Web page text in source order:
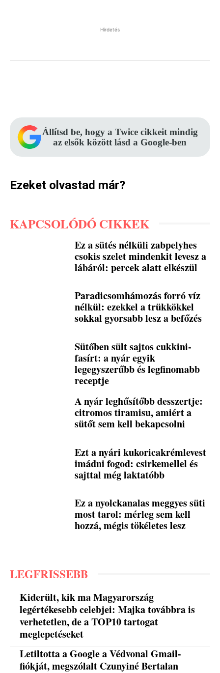
Hirdetés
Állítsd be, hogy a Twice cikkeit mindig
az elsők között lásd a Google-ben
Ezeket olvastad már?
KAPCSOLÓDÓ CIKKEK
Ez a sütés nélküli zabpelyhes
csokis szelet mindenkit levesz a
lábáról: percek alatt elkészül
Paradicsomhámozás forró víz
nélkül: ezekkel a trükkökkel
sokkal gyorsabb lesz a befőzés
Sütőben sült sajtos cukkini-
fasírt: a nyár egyik
legegyszerűbb és legfinomabb
receptje
A nyár leghűsítőbb desszertje:
citromos tiramisu, amiért a
sütőt sem kell bekapcsolni
Ezt a nyári kukoricakrémlevest
imádni fogod: csirkemellel és
sajttal még laktatóbb
Ez a nyolckanalas meggyes süti
most tarol: mérleg sem kell
hozzá, mégis tökéletes lesz
LEGFRISSEBB
Kiderült, kik ma Magyarország
legértékesebb celebjei: Majka továbbra is
verhetetlen, de a TOP10 tartogat
meglepetéseket
Letiltotta a Google a Védvonal Gmail-
fiókját, megszólalt Czunyiné Bertalan